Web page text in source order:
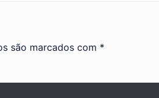
são marcados com *